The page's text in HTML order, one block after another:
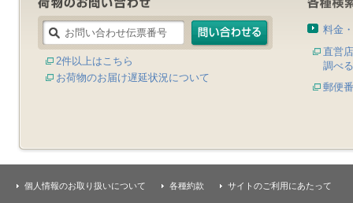
2件以上はこちら
お荷物のお届け遅延状況について
料金
直営
調べる
郵便
個人情報のお取り扱いについて 各種約款 サイトのご利用にあたって